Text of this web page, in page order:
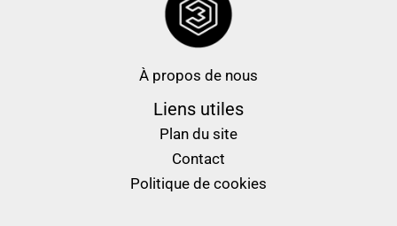
À propos de nous
Liens utiles
Plan du site
Contact
Politique de cookies